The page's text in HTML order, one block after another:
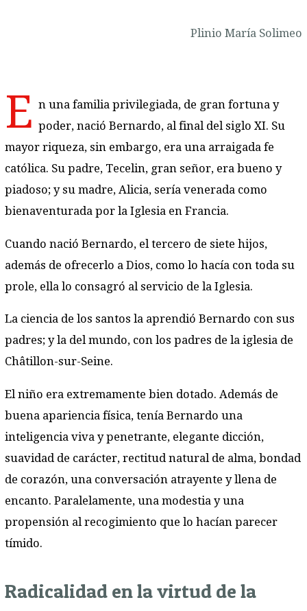
Plinio María Solimeo
E n una familia privilegiada, de gran fortuna y
poder, nació Bernardo, al final del siglo XI. Su
mayor riqueza, sin embargo, era una arraigada fe
católica. Su padre, Tecelin, gran señor, era bueno y
piadoso; y su madre, Alicia, sería venerada como
bienaventurada por la Iglesia en Francia.
Cuando nació Bernardo, el tercero de siete hijos,
además de ofrecerlo a Dios, como lo hacía con toda su
prole, ella lo consagró al servicio de la Iglesia.
La ciencia de los santos la aprendió Bernardo con sus
padres; y la del mundo, con los padres de la iglesia de
Châtillon-sur-Seine.
El niño era extremamente bien dotado. Además de
buena apariencia física, tenía Bernardo una
inteligencia viva y penetrante, elegante dicción,
suavidad de carácter, rectitud natural de alma, bondad
de corazón, una conversación atrayente y llena de
encanto. Paralelamente, una modestia y una
propensión al recogimiento que lo hacían parecer
tímido.
Radicalidad en la virtud de la